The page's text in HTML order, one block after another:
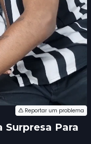
Reportar um problema
Surpresa Para